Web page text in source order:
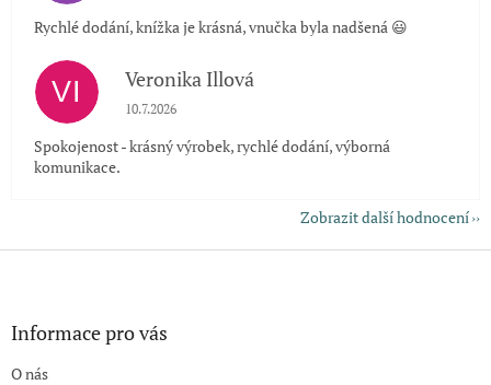
Rychlé dodání, knížka je krásná, vnučka byla nadšená 😃
VI Veronika Illová
Hodnocení obchodu je 5 z 5 hvězdiček.
10.7.2026
Spokojenost - krásný výrobek, rychlé dodání, výborná
komunikace.
Zobrazit další hodnocení
Z
Informace pro vás
O nás